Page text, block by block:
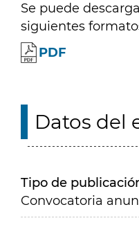
Se puede
siguientes
PDF
Datos del
Tipo de
Convocatoria